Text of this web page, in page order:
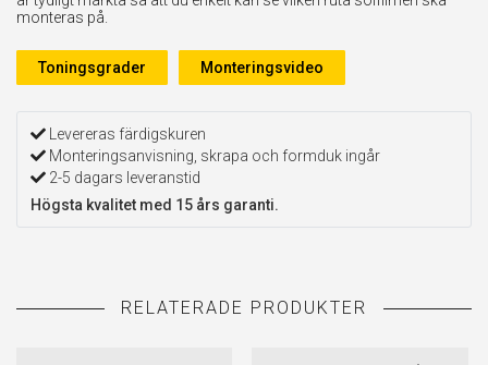
monteras på.
Toningsgrader Monteringsvideo
Levereras färdigskuren
Monteringsanvisning, skrapa och formduk ingår
2-5 dagars leveranstid
Högsta kvalitet med 15 års garanti.